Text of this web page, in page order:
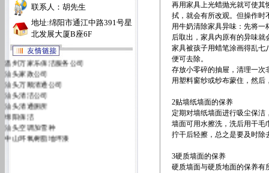
联系人：胡先生
地址:绵阳市通江中路391号星
北发展大厦B座6F
温州万家乐保洁服务公司
汕头家政公司
汕头万顺清通公司
汕头清洁公司
汕头清通厕所
绵阳保洁
汕头空调加雪种
中山环氧树脂地坪漆
汕头万佳清洁服务有限公司
再用家具上光蜡抛光就可使其
拭，就会有所改观。但操作时
用牛奶清除家具异味：先将
后取出，家具内原有的异味就
家具被孩子用蜡笔涂画得乱七
便可去除。
存放小零碎的抽屉，清理一次
用塑料窗纱或纱布蒙住，然
2贴墙纸墙面的保养
定期对墙纸墙面进行吸尘保
墙面可用水擦洗，洗后用干毛
拧干后轻擦，总之是要及时
3硬质墙面的保养
硬质墙面与硬质地面的保养有